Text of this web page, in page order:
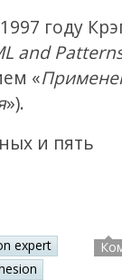
году
and
«
»).
и пять
expert